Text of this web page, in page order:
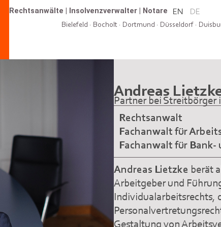
Rechtsanwälte | Insolvenzverwalter | Notare EN DE
Bielefeld · Bocholt· Dortmund · Düsseldorf·
Andreas
Partner bei Streitbörger
Rechtsanwalt
Fachanwalt für
Fachanwalt für
Andreas Lietzke berät
Arbeitgeber und
Individualarbeitsrechts,
Gestaltung von